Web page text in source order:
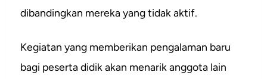
dibandingkan mereka yang tidak aktif.
Kegiatan yang memberikan pengalaman baru
bagi peserta didik akan menarik anggota lain